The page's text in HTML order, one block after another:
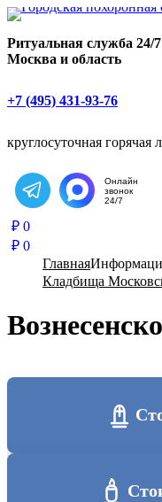
Ритуальная служба 24/7
Москва и область
+7 (495) 431-93-76
круглосуточная горячая
Написать в Telegram
Онлайн
звонок
24/7
₽ 0
₽ 0
Главная
Кладбища